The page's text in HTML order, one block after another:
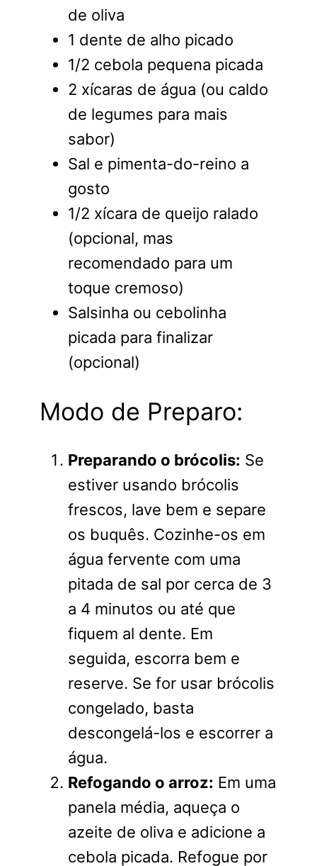
de oliva
1 dente de alho picado
1/2 cebola pequena picada
2 xícaras de água (ou caldo
de legumes para mais
sabor)
Sal e pimenta-do-reino a
gosto
1/2 xícara de queijo ralado
(opcional, mas
recomendado para um
toque cremoso)
Salsinha ou cebolinha
picada para finalizar
(opcional)
Modo de Preparo:
Preparando o brócolis: Se
estiver usando brócolis
frescos, lave bem e separe
os buquês. Cozinhe-os em
água fervente com uma
pitada de sal por cerca de 3
a 4 minutos ou até que
fiquem al dente. Em
seguida, escorra bem e
reserve. Se for usar brócolis
congelado, basta
descongelá-los e escorrer a
água.
Refogando o arroz: Em uma
panela média, aqueça o
azeite de oliva e adicione a
cebola picada. Refogue por